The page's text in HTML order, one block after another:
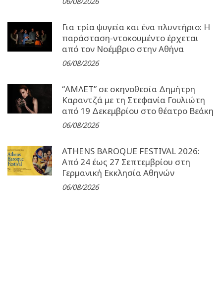
Για τρία ψυγεία και ένα πλυντήριο: Η
παράσταση-ντοκουμέντο έρχεται
από τον Νοέμβριο στην Αθήνα
06/08/2026
“ΑΜΛΕΤ” σε σκηνοθεσία Δημήτρη
Καραντζά με τη Στεφανία Γουλιώτη
από 19 Δεκεμβρίου στο θέατρο Βεάκη
06/08/2026
ATHENS BAROQUE FESTIVAL 2026:
Από 24 έως 27 Σεπτεµβρίου στη
Γερµανική Εκκλησία Αθηνών
06/08/2026